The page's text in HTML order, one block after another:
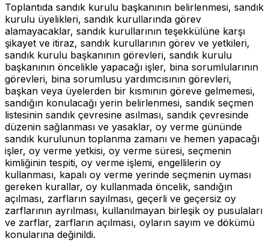
Toplantıda sandık kurulu başkanının belirlenmesi, sandık
kurulu üyelikleri, sandık kurullarında görev
alamayacaklar, sandık kurullarının teşekkülüne karşı
şikayet ve itiraz, sandık kurullarının görev ve yetkileri,
sandık kurulu başkanının görevleri, sandık kurulu
başkanının öncelikle yapacağı işler, bina sorumlularının
görevleri, bina sorumlusu yardımcısının görevleri,
başkan veya üyelerden bir kısmının göreve gelmemesi,
sandığın konulacağı yerin belirlenmesi, sandık seçmen
listesinin sandık çevresine asılması, sandık çevresinde
düzenin sağlanması ve yasaklar, oy verme gününde
sandık kurulunun toplanma zamanı ve hemen yapacağı
işler, oy verme yetkisi, oy verme süresi, seçmenin
kimliğinin tespiti, oy verme işlemi, engellilerin oy
kullanması, kapalı oy verme yerinde seçmenin uyması
gereken kurallar, oy kullanmada öncelik, sandığın
açılması, zarfların sayılması, geçerli ve geçersiz oy
zarflarının ayrılması, kullanılmayan birleşik oy pusulaları
ve zarflar, zarfların açılması, oyların sayım ve dökümü
konularına değinildi.